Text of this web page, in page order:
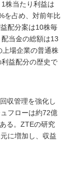
株当たり利益は
を占め、対前年比
配分案は10株毎
当金の総額は13
場企業の普通株
益配分の歴史で
収管理を強化し
フローは約72億
る。ZTEの研究
に増加し、収益